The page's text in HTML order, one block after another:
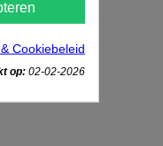
Cookiebeleid
op: 02-02-2026